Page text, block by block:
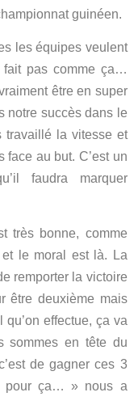
guinéen.
les équipes veulent
pas comme ça…
être en super
notre succès dans le
travaillé la vitesse et
face au but. C’est un
faudra marquer
très bonne, comme
le moral est là. La
remporter la victoire
être deuxième mais
effectue, ça va
sommes en tête du
de gagner ces 3
pour ça… » nous a